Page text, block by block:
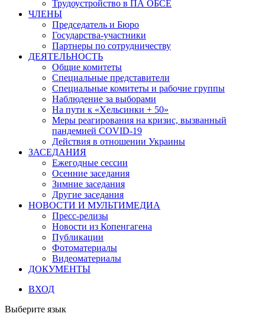
Трудоустройство в ПА ОБСЕ
ЧЛЕНЫ
Председатель и Бюро
Государства-участники
Партнеры по сотрудничеству
ДЕЯТЕЛЬНОСТЬ
Общие комитеты
Специальные представители
Специальные комитеты и рабочие группы
Наблюдение за выборами
На пути к «Хельсинки + 50»
Меры реагирования на кризис, вызванный
пандемией COVID-19
Действия в отношении Украины
ЗАСЕДАНИЯ
Ежегодные сессии
Осенние заседания
Зимние заседания
Другие заседания
НОВОСТИ И МУЛЬТИМЕДИА
Пресс-релизы
Новости из Копенгагена
Публикации
Фотоматериалы
Видеоматериалы
ДОКУМЕНТЫ
ВХОД
Выберите язык